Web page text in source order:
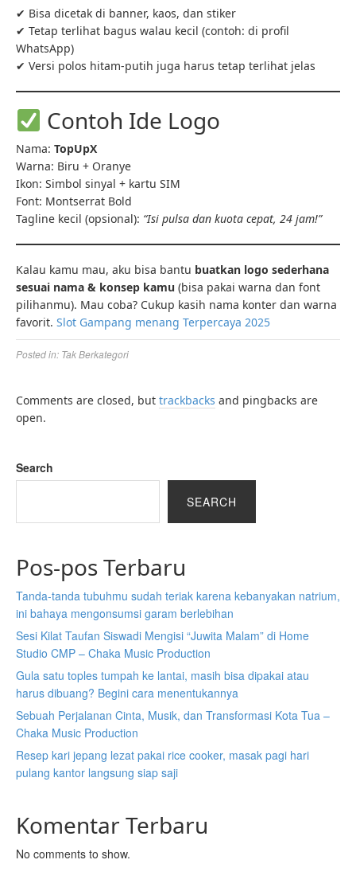
✔ Bisa dicetak di banner, kaos, dan stiker
✔ Tetap terlihat bagus walau kecil (contoh: di profil
WhatsApp)
✔ Versi polos hitam-putih juga harus tetap terlihat jelas
Contoh Ide Logo
Nama: TopUpX
Warna: Biru + Oranye
Ikon: Simbol sinyal + kartu SIM
Font: Montserrat Bold
Tagline kecil (opsional): “Isi pulsa dan kuota cepat, 24 jam!”
Kalau kamu mau, aku bisa bantu buatkan logo sederhana
sesuai nama & konsep kamu (bisa pakai warna dan font
pilihanmu). Mau coba? Cukup kasih nama konter dan warna
favorit. Slot Gampang menang Terpercaya 2025
Posted in: Tak Berkategori
Comments are closed, but trackbacks and pingbacks are
open.
Search
SEARCH
Pos-pos Terbaru
Tanda-tanda tubuhmu sudah teriak karena kebanyakan natrium,
ini bahaya mengonsumsi garam berlebihan
Sesi Kilat Taufan Siswadi Mengisi “Juwita Malam” di Home
Studio CMP – Chaka Music Production
Gula satu toples tumpah ke lantai, masih bisa dipakai atau
harus dibuang? Begini cara menentukannya
Sebuah Perjalanan Cinta, Musik, dan Transformasi Kota Tua –
Chaka Music Production
Resep kari jepang lezat pakai rice cooker, masak pagi hari
pulang kantor langsung siap saji
Komentar Terbaru
No comments to show.